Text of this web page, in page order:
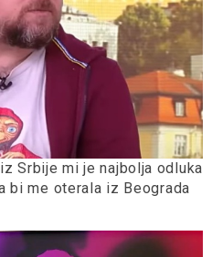
Srbije mi je najbolja odluka
bi me oterala iz Beograda